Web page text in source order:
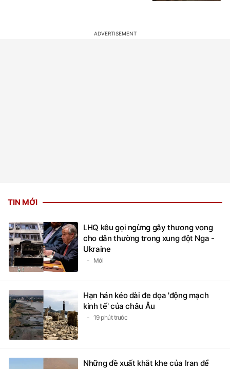
TIN MỚI
LHQ kêu gọi ngừng gây thương vong
cho dân thường trong xung đột Nga -
Ukraine
Mới
Hạn hán kéo dài đe dọa 'động mạch
kinh tế' của châu Âu
19 phút trước
Những đề xuất khắt khe của Iran để